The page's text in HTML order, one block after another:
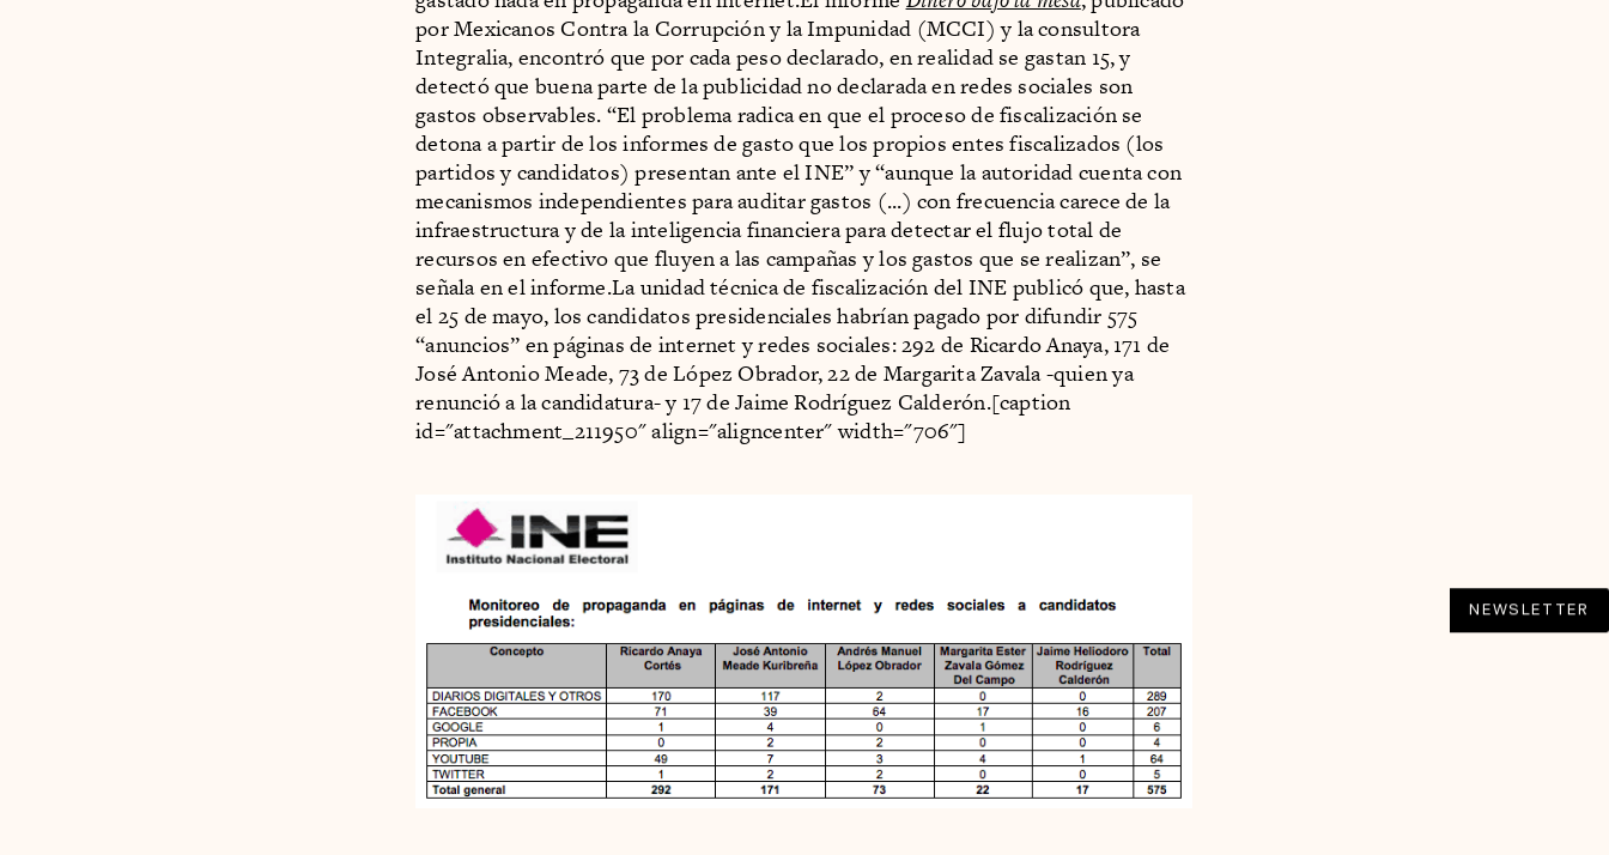
por Mexicanos Contra la Corrupción y la Impunidad (MCCI) y la consultora
Integralia, encontró que por cada peso declarado, en realidad se gastan 15, y
detectó que buena parte de la publicidad no declarada en redes sociales son
gastos observables. “El problema radica en que el proceso de fiscalización se
detona a partir de los informes de gasto que los propios entes fiscalizados (los
partidos y candidatos) presentan ante el INE” y “aunque la autoridad cuenta con
mecanismos independientes para auditar gastos (...) con frecuencia carece de la
infraestructura y de la inteligencia financiera para detectar el flujo total de
recursos en efectivo que fluyen a las campañas y los gastos que se realizan”, se
señala en el informe.La unidad técnica de fiscalización del INE publicó que, hasta
el 25 de mayo, los candidatos presidenciales habrían pagado por difundir 575
“anuncios” en páginas de internet y redes sociales: 292 de Ricardo Anaya, 171 de
José Antonio Meade, 73 de López Obrador, 22 de Margarita Zavala -quien ya
renunció a la candidatura- y 17 de Jaime Rodríguez Calderón.[caption
id="attachment_211950" align="aligncenter" width="706"]
NEWSLETTER